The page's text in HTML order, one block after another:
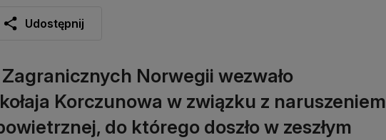
Udostępnij
Norwegii wezwało
Korczunowa w związku z naruszeniem
do którego doszło w zeszłym